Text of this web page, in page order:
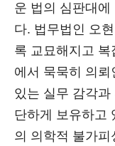
운 법의 심판대에
다. 법무법인 오
록 교묘해지고
에서 묵묵히 의뢰
있는 실무 감각
단하게 보유하고
의 의학적 불가피